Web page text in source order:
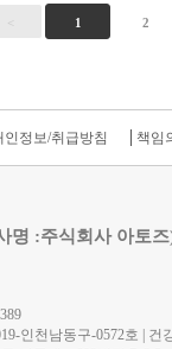
< 1 2
인정보/취급방침 책임
명 :주식회사 아토
인천남동구-0572호 | 건